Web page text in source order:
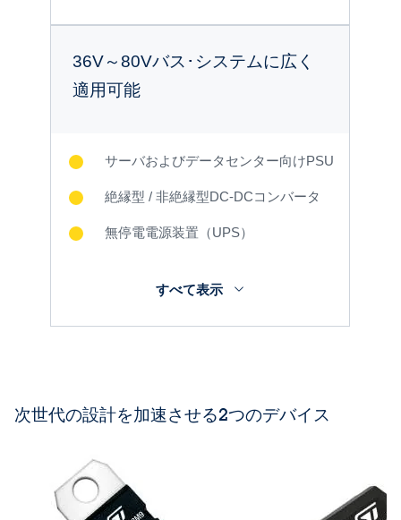
36V～80Vバス･システムに広く
適用可能
サーバおよびデータセンター向けPSU
絶縁型 / 非絶縁型DC-DCコンバータ
無停電電源装置（UPS）
すべて表示
次世代の設計を加速させる2つのデバイス